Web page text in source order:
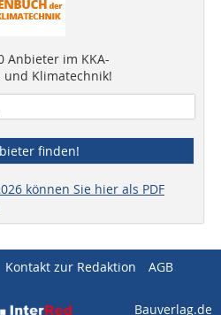
Anbieter im KKA-
Klimatechnik!
finden!
können Sie hier als PDF
Kontakt zur Redaktion
AGB
Bauverlag.de